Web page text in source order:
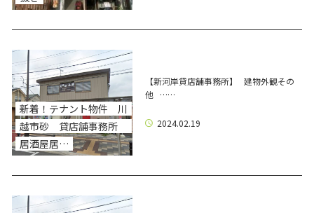
新着！テナント物件 川
越市砂 貸店舗事務所
居酒屋居…
【新河岸貸店舗事務所】 建物外観その
他 ……
2024.02.19